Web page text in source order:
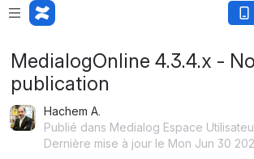
Loading app...
MedialogOnline 4.3.4.x -
publication
Hachem A.
Publié dans Medialog Espace
Dernière mise à jour le Mon Jun 30